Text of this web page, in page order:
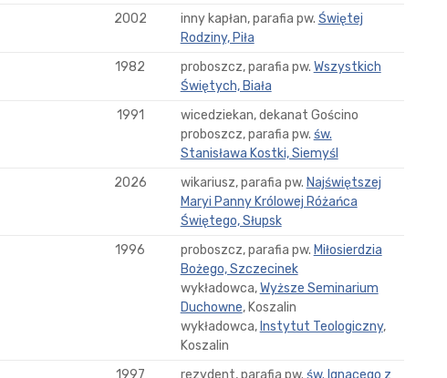
2002 inny kapłan, parafia pw. Świętej
Rodziny, Piła
1982 proboszcz, parafia pw. Wszystkich
Świętych, Biała
1991
wicedziekan, dekanat Gościno
proboszcz, parafia pw. św.
Stanisława Kostki, Siemyśl
2026 wikariusz, parafia pw. Najświętszej
Maryi Panny Królowej Różańca
Świętego, Słupsk
1996 proboszcz, parafia pw. Miłosierdzia
Bożego, Szczecinek
wykładowca,Wyższe Seminarium
Duchowne, Koszalin
wykładowca, Instytut Teologiczny,
Koszalin
1997 rezydent, parafia pw. św. Ignacego z